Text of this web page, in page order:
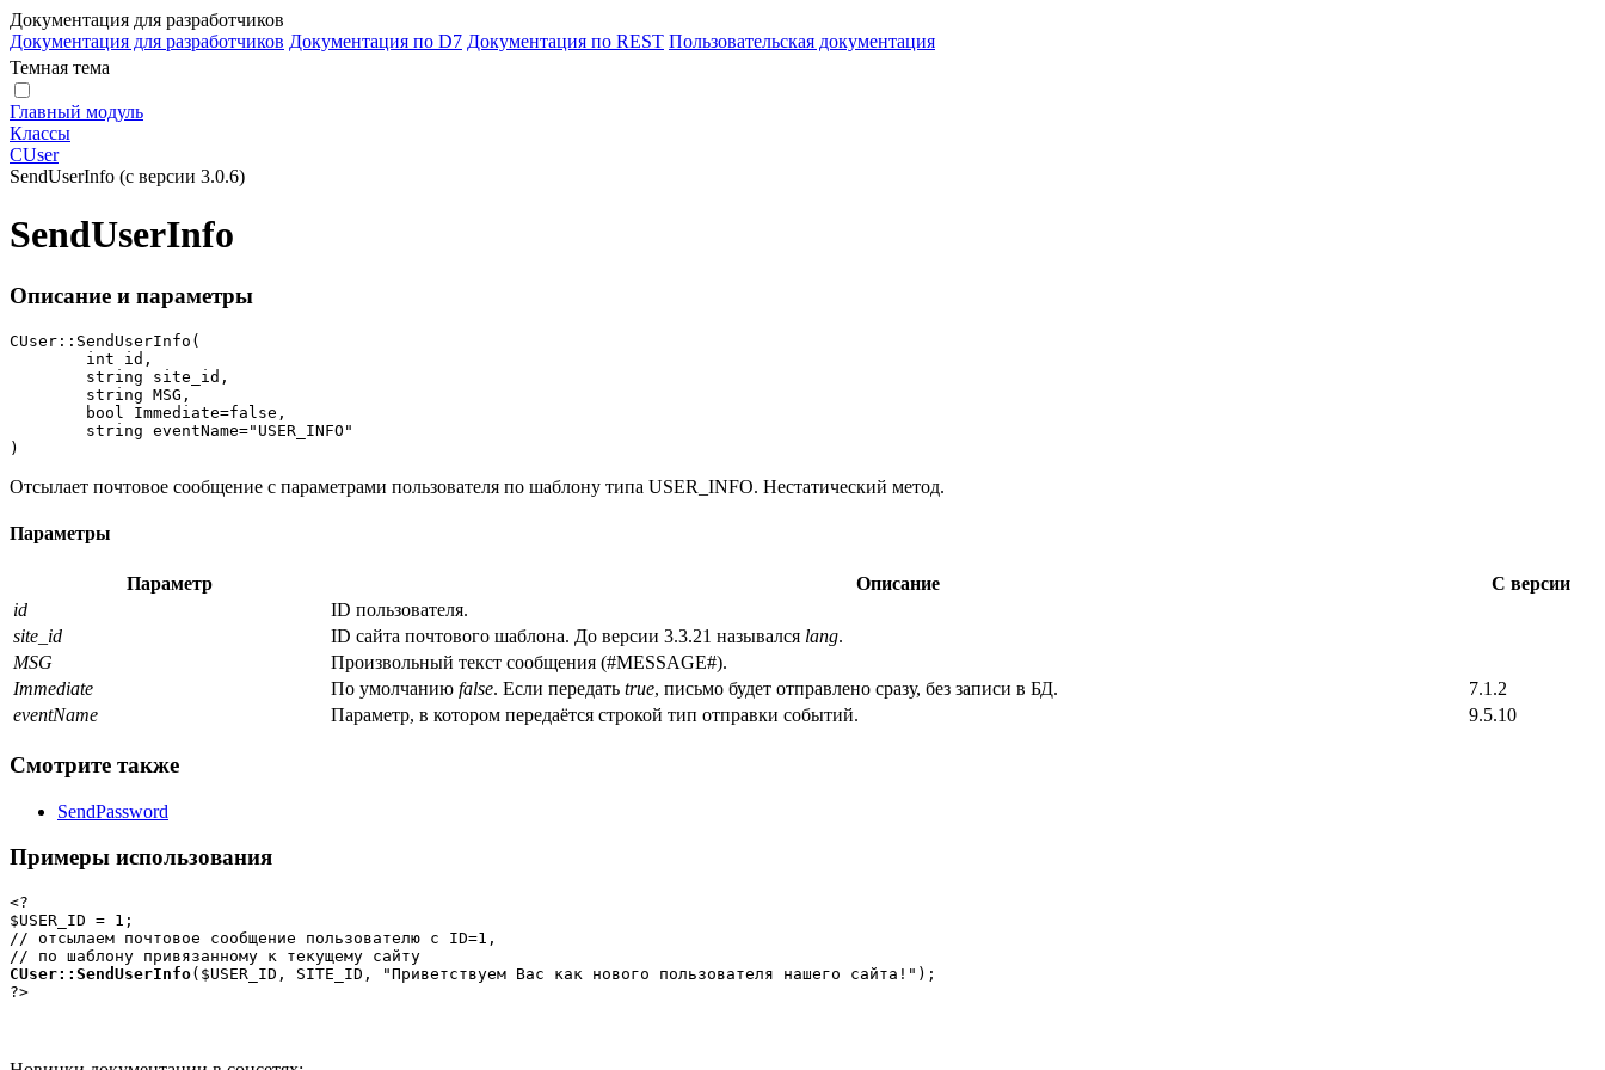
Документация для разработчиков
Документация для разработчиков Документация по D7 Документация по REST Пользовательская документация
Темная тема
Главный модуль
Классы
CUser
SendUserInfo (с версии 3.0.6)
SendUserInfo
Описание и параметры
CUser::SendUserInfo(
)
Отсылает почтовое сообщение с параметрами пользователя по шаблону типа USER_INFO. Нестатический метод.
Параметры
Параметр Описание
С версии
id
ID пользователя.
site_id
ID сайта почтового шаблона. До версии 3.3.21 назывался lang.
MSG
Произвольный текст сообщения (#MESSAGE#).
Immediate
По умолчанию false. Если передать true, письмо будет отправлено сразу, без записи в БД.
7.1.2
eventName
Параметр, в котором передаётся строкой тип отправки событий. 9.5.10
Смотрите также
SendPassword
Примеры использования
<?
$USER_ID = 1;
// отсылаем почтовое сообщение пользователю с ID=1,
CUser::SendUserInfo($USER_ID, SITE_ID, "Приветствуем Вас как нового пользователя нашего сайта!");
?>